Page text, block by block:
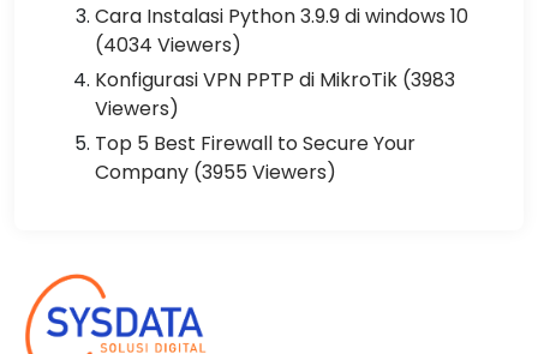
Cara Instalasi Python 3.9.9 di windows 10
(4034 Viewers)
Konfigurasi VPN PPTP di MikroTik (3983
Viewers)
Top 5 Best Firewall to Secure Your
Company (3955 Viewers)